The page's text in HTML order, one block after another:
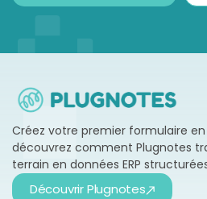
Créez votre premier formulaire
découvrez comment Plugnotes
terrain en données ERP
Découvrir Plugnotes